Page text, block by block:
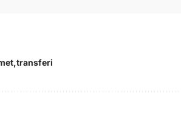
transferi